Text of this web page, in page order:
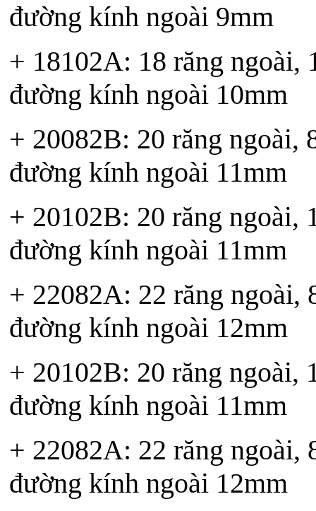
đường kính ngoài 9mm
+ 18102A: 18 răng ngoài,
đường kính ngoài 10mm
+ 20082B: 20 răng ngoài,
đường kính ngoài 11mm
+ 20102B: 20 răng ngoài,
đường kính ngoài 11mm
+ 22082A: 22 răng ngoài,
đường kính ngoài 12mm
+ 20102B: 20 răng ngoài,
đường kính ngoài 11mm
+ 22082A: 22 răng ngoài,
đường kính ngoài 12mm